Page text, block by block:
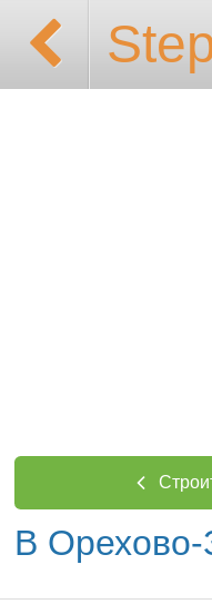
В Орехово-